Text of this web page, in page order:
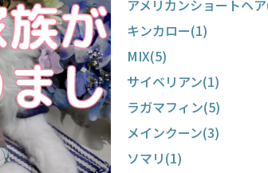
アメリカンショートヘ
キンカロー(1)
MIX(5)
サイベリアン(1)
ラガマフィン(5)
メインクーン(3)
ソマリ(1)